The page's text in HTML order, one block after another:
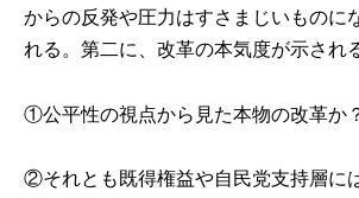
からの反発や圧力はすさまじいものに
れる。第二に、改革の本気度が示され
①公平性の視点から見た本物の改革か
②それとも既得権益や自民党支持層に